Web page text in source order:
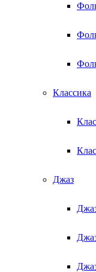
Классика
Джаз